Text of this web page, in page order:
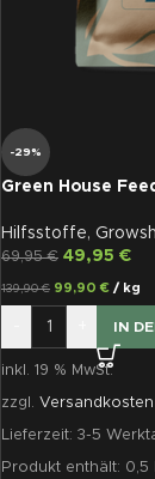
-29%
Green House
Hilfsstoffe,
69,95€ 49,95 €
139,90€ 99,90€ / kg
IN
inkl. 19 % MwSt.
zzgl. Versandkosten
Lieferzeit: 3-5
Produkt enthält: 0,5